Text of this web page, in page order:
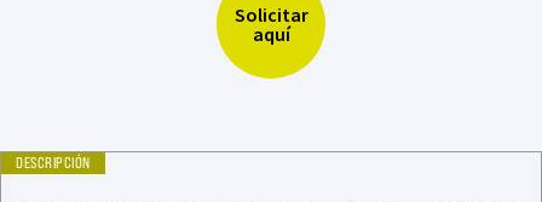
Solicitar
aquí
DESCRIPCIÓN